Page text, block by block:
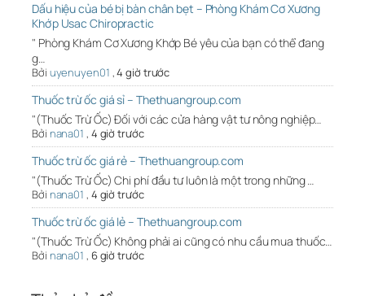
Dấu hiệu của bé bị bàn chân bẹt – Phòng Khám Cơ Xương
Khớp Usac Chiropractic
" Phòng Khám Cơ Xương Khớp Bé yêu của bạn có thể đang
g…
Bởi uyenuyen01 ,4 giờ trước
Thuốc trừ ốc giá sỉ – Thethuangroup.com
"(Thuốc Trừ Ốc) Đối với các cửa hàng vật tư nông nghiệp…
Bởi nana01 , 4 giờ trước
Thuốc trừ ốc giá rẻ – Thethuangroup.com
"(Thuốc Trừ Ốc) Chi phí đầu tư luôn là một trong những …
Bởi nana01 , 4 giờ trước
Thuốc trừ ốc giá lẻ – Thethuangroup.com
"(Thuốc Trừ Ốc) Không phải ai cũng có nhu cầu mua thuốc…
Bởi nana01 , 6 giờ trước